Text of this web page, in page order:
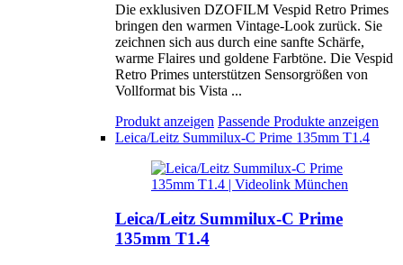
Die exklusiven DZOFILM Vespid Retro Primes
bringen den warmen Vintage-Look zurück. Sie
zeichnen sich aus durch eine sanfte Schärfe,
warme Flaires und goldene Farbtöne. Die Vespid
Retro Primes unterstützen Sensorgrößen von
Vollformat bis Vista ...
Produkt anzeigen Passende Produkte anzeigen
Leica/Leitz Summilux-C Prime 135mm T1.4
Leica/Leitz Summilux-C Prime
135mm T1.4